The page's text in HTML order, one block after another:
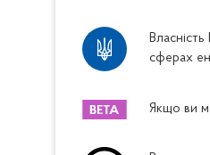
сферах
Якщо ви